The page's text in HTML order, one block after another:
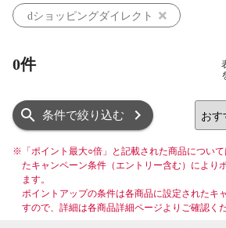
dショッピングダイレクト
0件
条件で絞り込む
※ 「ポイント最大○倍」と記載された商品につい
たキャンペーン条件（エントリー含む）により
ます。
ポイントアップの条件は各商品に設定されたキ
すので、詳細は各商品詳細ページよりご確認くだ